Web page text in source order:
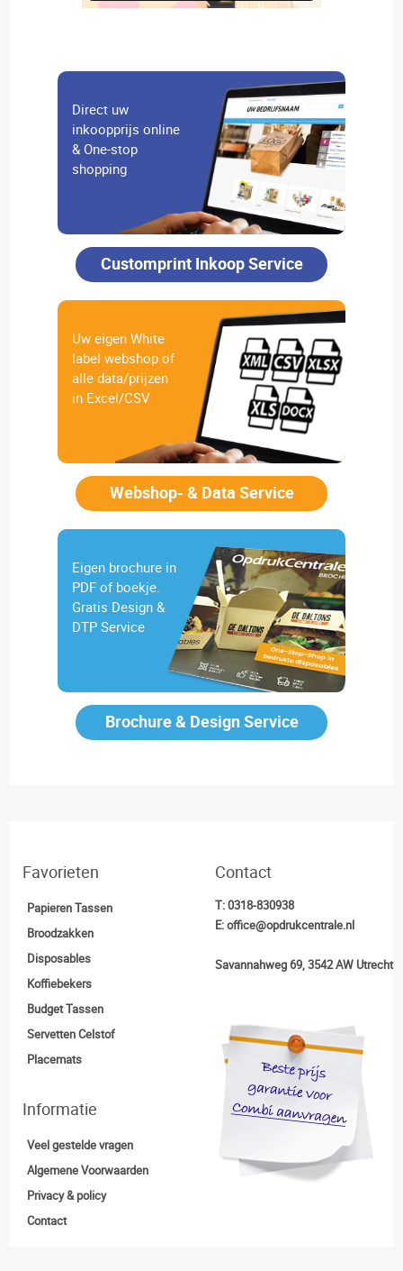
Direct uw
inkoopprijs online
& One-stop
shopping
Customprint Inkoop Service
Uw eigen White
label webshop of
alle data/prijzen
in Excel/CSV
Webshop- & Data Service
Eigen brochure in
PDF of boekje.
Gratis Design &
DTP Service
Brochure & Design Service
Favorieten
Papieren Tassen
Broodzakken
Disposables
Koffiebekers
Budget Tassen
Servetten Celstof
Placemats
Contact
T:0318-830938
E:office@opdrukcentrale.nl
Savannahweg 69, 3542 AW Utrecht
Informatie
Veel gestelde vragen
Algemene Voorwaarden
Privacy & policy
Contact